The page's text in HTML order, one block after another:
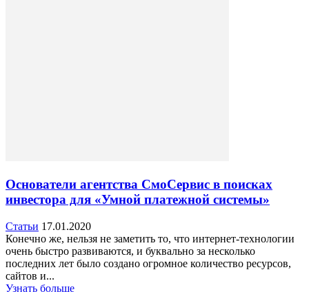
Основатели агентства СмоСервис в поисках
инвестора для «Умной платежной системы»
Статьи 17.01.2020
Конечно же, нельзя не заметить то, что интернет-технологии
очень быстро развиваются, и буквально за несколько
последних лет было создано огромное количество ресурсов,
сайтов и...
Узнать больше